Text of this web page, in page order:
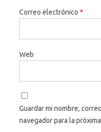
Correo electrónico *
Web
Guardar mi nombre,
navegador para la